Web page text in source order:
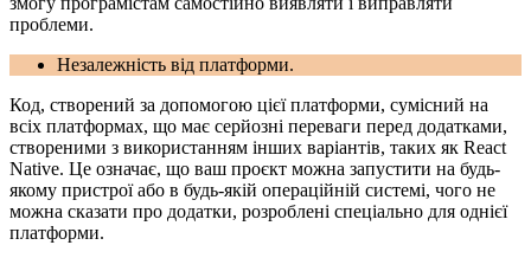
проблеми.
Незалежність від платформи.
Код, створений за допомогою цієї платформи, сумісний на
всіх платформах, що має серйозні переваги перед додатками,
створеними з використанням інших варіантів, таких як React
Native. Це означає, що ваш проєкт можна запустити на будь-
якому пристрої або в будь-якій операційній системі, чого не
можна сказати про додатки, розроблені спеціально для однієї
платформи.